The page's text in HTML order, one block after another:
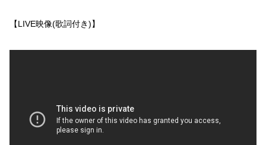
【LIVE映像(歌詞付き)】